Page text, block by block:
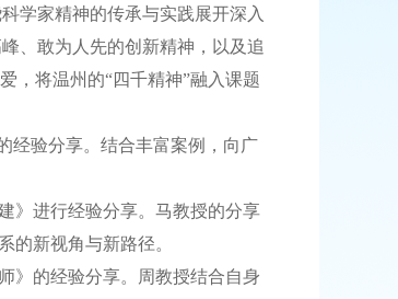
学家精神的传承与实践展开深入
、敢为人先的创新精神，以及追
，将温州的“四千精神”融入课题
经验分享。结合丰富案例，向广
》进行经验分享。马教授的分享
的新视角与新路径。
》的经验分享。周教授结合自身